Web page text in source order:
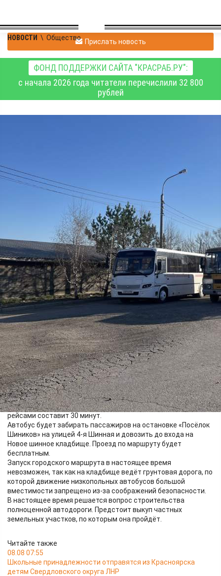
НОВОСТИ \ Общество Прислать новость
ФОНД ПОДДЕРЖКИ САЙТА "КРАСРАБ.РУ":
с начала 2026 года читатели перечислили 32 800
рублей
Шинного кладбища
запущен регулярный
автобус
Общество
10.06.2026 10:29459
Фото:
Адмнистрация Красноярска
С 10 июня по поручению главы Красноярска Сергея
Верещагина до нового погоста регулярно будет ходить
автобус среднего класса. Он будет работать по средам,
субботам и воскресеньям с 9 до 15 часов. Интервал между
рейсами составит 30 минут.
Автобус будет забирать пассажиров на остановке «Посёлок
Шиников» на улицей 4-я Шинная и довозить до входа на
Новое шинное кладбище. Проезд по маршруту будет
бесплатным.
Запуск городского маршрута в настоящее время
невозможен, так как на кладбище ведёт грунтовая дорога, по
которой движение низкопольных автобусов большой
вместимости запрещено из-за соображений безопасности.
В настоящее время решается вопрос строительства
полноценной автодороги. Предстоит выкуп частных
земельных участков, по которым она пройдёт.
Читайте также
08.08 07:55
Школьные принадлежности отправятся из Красноярска
детям Свердловского округа ЛНР